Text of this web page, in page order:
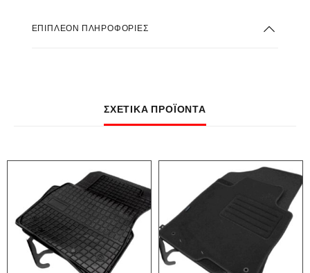
ΕΠΙΠΛΈΟΝ ΠΛΗΡΟΦΟΡΊΕΣ
ΣΧΕΤΙΚΆ ΠΡΟΪΌΝΤΑ